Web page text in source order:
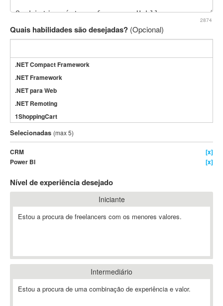
2874
Quais habilidades são desejadas? (Opcional)
.NET Compact Framework
.NET Framework
.NET para Web
.NET Remoting
1ShoppingCart
3DS Max
3GSM
4D Dimension
A&P
A-GPS
A2Billing
AAUS Scientific Diver
Abaqus
ABIS
Selecionadas (max 5)
CRM
[x]
Power BI
[x]
Nível de experiência desejado
Iniciante
Estou a procura de freelancers com os menores valores.
Intermediário
Estou a procura de uma combinação de experiência e valor.